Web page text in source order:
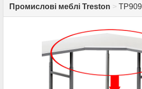
Промислові меблі Treston >